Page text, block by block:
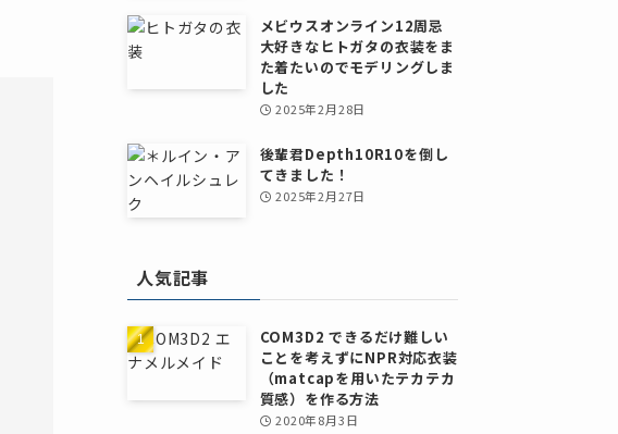
メビウスオンライン12周忌
大好きなヒトガタの衣装をま
た着たいのでモデリングしま
した
2025年2月28日
後輩君Depth10R10を倒し
てきました！
2025年2月27日
人気記事
COM3D2 できるだけ難しい
ことを考えずにNPR対応衣装
（matcapを用いたテカテカ
質感）を作る方法
2020年8月3日